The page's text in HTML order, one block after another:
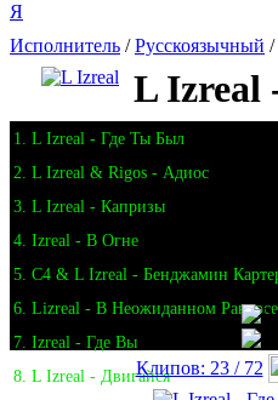
Я
Исполнитель /Русскоязычный /
L Izreal
1. L Izreal - Где Ты Был
2. L Izreal & Rigos - Адиос
3. L Izreal - Капризы
4. Izreal - В Огне
5. C4 & L Izreal - Бенджамин
6. Lizreal - В Неожиданном Ракурсе
7. Izreal - Где Вы
8. L Izreal - ДвигайсяКлипов: 23 / 72